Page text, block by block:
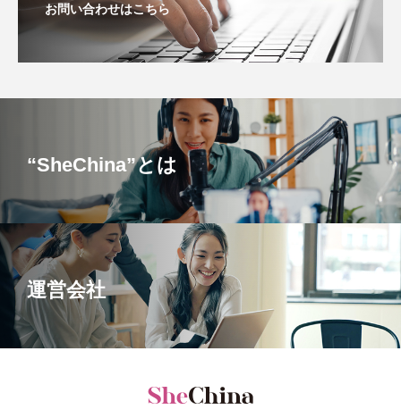
お問い合わせはこちら
“SheChina”とは
運営会社